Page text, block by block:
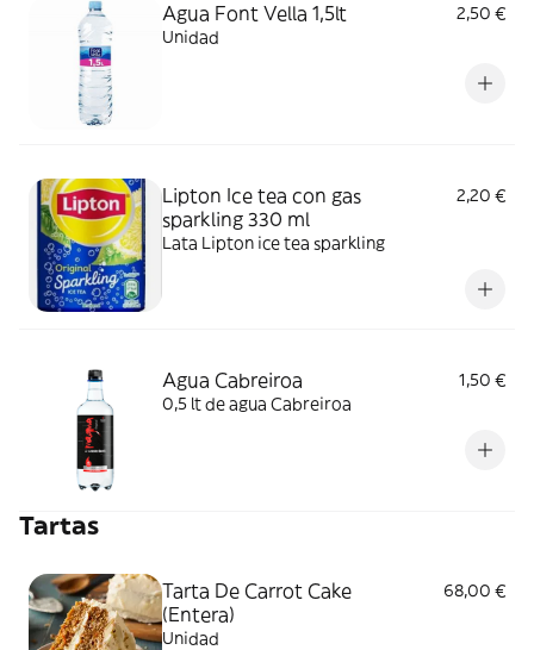
Agua Font Vella 1,5lt
2,50 €
Unidad
Lipton Ice tea con gas
sparkling 330 ml
2,20 €
Lata Lipton ice tea sparkling
Agua Cabreiroa
1,50 €
0,5 lt de agua Cabreiroa
Tartas
Tarta De Carrot Cake
(Entera)
68,00 €
Unidad